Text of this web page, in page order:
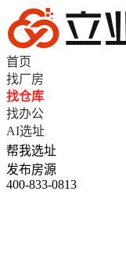
首页
找厂房
找仓库
找办公
AI选址
帮我选址
发布房源
400-833-0813